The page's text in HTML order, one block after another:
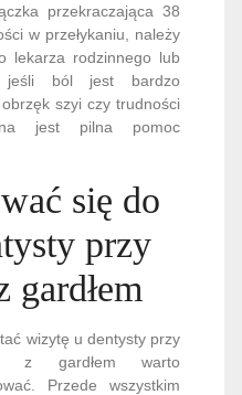
przekraczająca 38
w przełykaniu, należy
lekarza rodzinnego lub
jeśli ból jest bardzo
szyi czy trudności
jest pilna pomoc
się do
przy
gardłem
wizytę u dentysty przy
z gardłem warto
Przede wszystkim